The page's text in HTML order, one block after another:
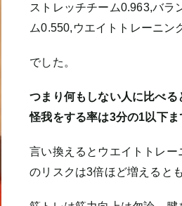
ストレッチチーム0.963,バラ
ム0.550,ウエイトトレーニン
でした。
つまり何もしない人に比べ
怪我をする率は3分の1以下ま
言い換えるとウエイトトレ
のリスクは3倍ほど増えると